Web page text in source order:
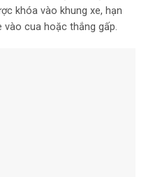
khóa vào khung xe, hạn
vào cua hoặc thắng gấp.